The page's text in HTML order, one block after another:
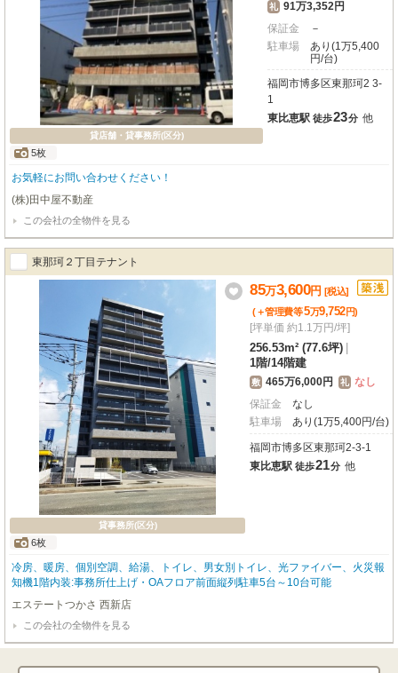
貸店舗・貸事務所(区分)
5枚
礼 91万3,352円
保証金
－
駐車場
あり(1万5,400
円/台)
福岡市博多区東那珂2 3-
1
東比恵駅 徒歩23分 他
お気軽にお問い合わせください！
(株)田中屋不動産
この会社の全物件を見る
東那珂２丁目テナント
貸事務所(区分)
6枚
85万3,600円 [税込]
(＋管理費等5万9,752円)
[坪単価 約1.1万円/坪]
256.53m² (77.6坪)
1階/14階建
敷 465万6,000円 礼 なし
保証金
なし
駐車場
あり(1万5,400円/台)
福岡市博多区東那珂2-3-1
東比恵駅 徒歩21分 他
冷房、暖房、個別空調、給湯、トイレ、男女別トイレ、光ファイバー、火災報
知機1階内装:事務所仕上げ・OAフロア前面縦列駐車5台～10台可能
エステートつかさ 西新店
この会社の全物件を見る